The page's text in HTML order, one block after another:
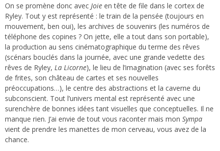
On se promène donc avec Joie en tête de file dans le cortex de
Ryley. Tout y est représenté : le train de la pensée (toujours en
mouvement, ben oui), les archives de souvenirs (les numéros de
téléphone des copines ? On jette, elle a tout dans son portable),
la production au sens cinématographique du terme des rêves
(scénars bouclés dans la journée, avec une grande vedette des
rêves de Ryley, La Licorne), le lieu de l’imagination (avec ses forêts
de frites, son château de cartes et ses nouvelles
préoccupations…), le centre des abstractions et la caverne du
subconscient. Tout l’univers mental est représenté avec une
surenchère de bonnes idées tant visuelles que conceptuelles. Il ne
manque rien. J’ai envie de tout vous raconter mais mon Sympa
vient de prendre les manettes de mon cerveau, vous avez de la
chance.